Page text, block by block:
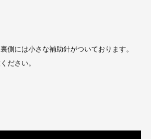
側には小さな補助針がついております。
ださい。